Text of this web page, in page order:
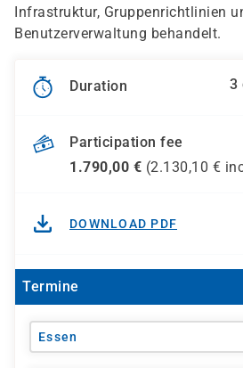
Infrastruktur, Gruppenrichtlinien
Benutzerverwaltung behandelt.
Duration 3
Participation fee
1.790,00 € (2.130,10 €
DOWNLOAD PDF
Termine
Essen